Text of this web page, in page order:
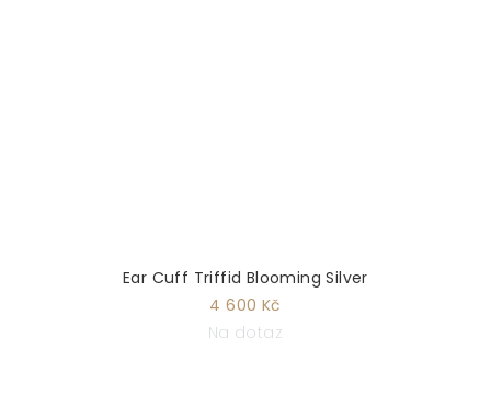
Ear Cuff Triffid Blooming Silver
4 600 Kč
Na dotaz